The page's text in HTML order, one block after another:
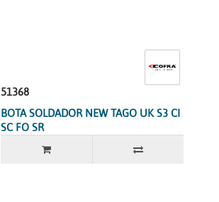
51368
BOTA SOLDADOR NEW TAGO UK S3 CI
SC FO SR